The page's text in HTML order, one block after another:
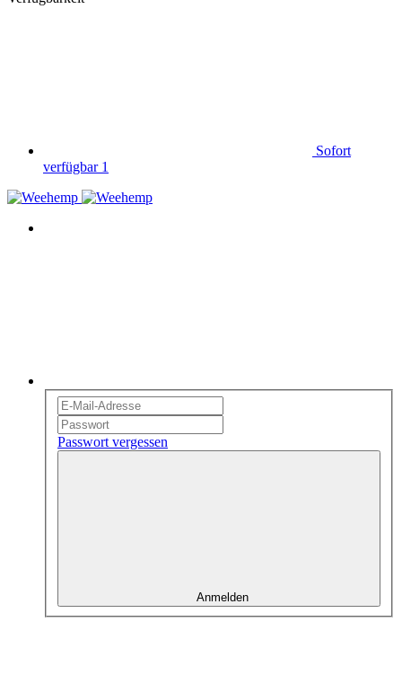
Sofort
verfügbar 1
Passwort vergessen
Anmelden